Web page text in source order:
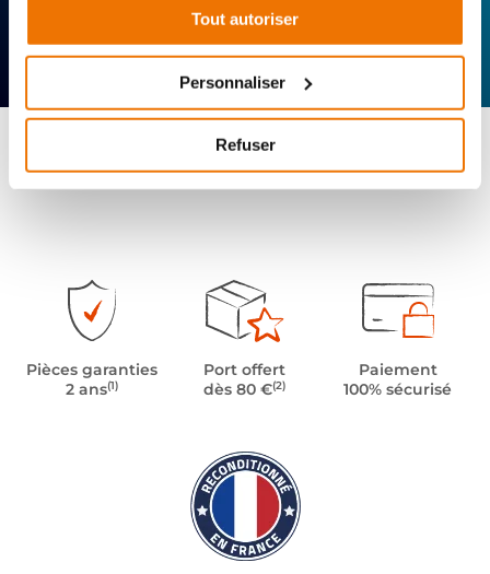
Tout autoriser
Personnaliser
Refuser
Expertise
technique
Réactivité
Livraison 24h
Offerte
Pièces garanties
2 ans(1)
Port offert
dès 80 €(2)
Paiement
100% sécurisé